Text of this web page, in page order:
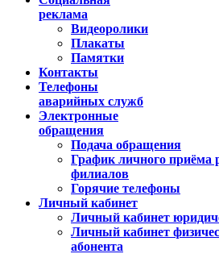
реклама
Видеоролики
Плакаты
Памятки
Контакты
Телефоны
аварийных служб
Электронные
обращения
Подача обращения
График личного приёма
филиалов
Горячие телефоны
Личный кабинет
Личный кабинет
Личный кабинет
абонента